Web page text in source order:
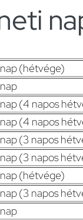
(hétvége)
(4 napos
(4 napos
(3 napos
(3 napos
(hétvége)
(3 napos